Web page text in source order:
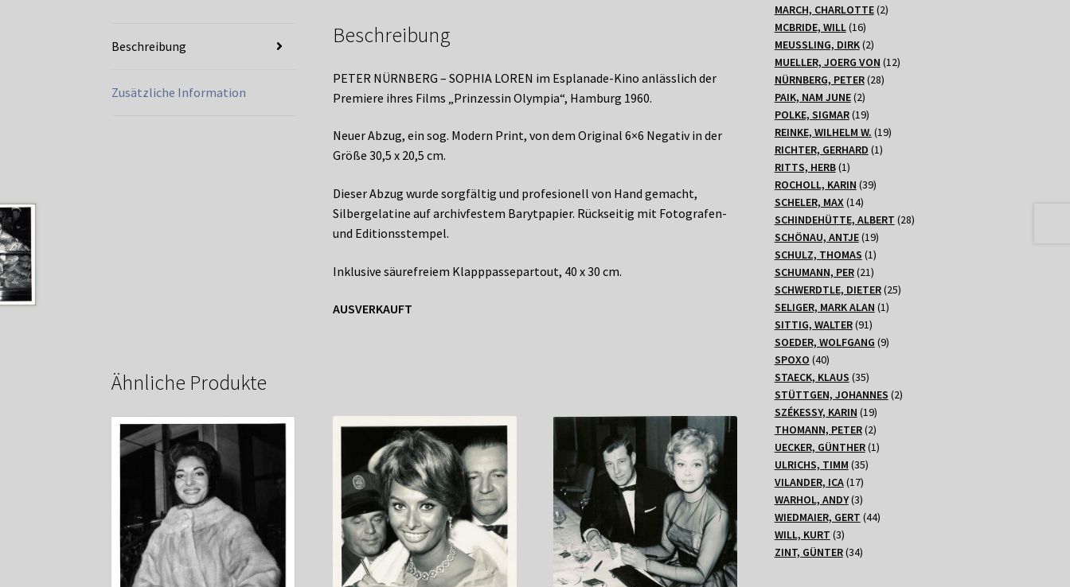
Beschreibung
Zusätzliche Information
Beschreibung
PETER NÜRNBERG – SOPHIA LOREN im Esplanade-Kino anlässlich der
Premiere ihres Films „Prinzessin Olympia“, Hamburg 1960.
Neuer Abzug, ein sog. Modern Print, von dem Original 6×6 Negativ in der
Größe 30,5 x 20,5 cm.
Dieser Abzug wurde sorgfältig und profesionell von Hand gemacht,
Silbergelatine auf archivfestem Barytpapier. Rückseitig mit Fotografen-
und Editionsstempel.
Inklusive säurefreiem Klapppassepartout, 40 x 30 cm.
AUSVERKAUFT
Ähnliche Produkte
Produkte
MARCH, CHARLOTTE 22
MCBRIDE, WILL 1616
Produkte
MEUSSLING, DIRK 22
Produkte
MUELLER, JOERG VON 1212
NÜRNBERG, PETER 2828
PAIK, NAM JUNE 22
Produkte
POLKE, SIGMAR 1919
Produkte
REINKE, WILHELM W. 1919
RICHTER, GERHARD 11
RITTS, HERB 11
Produkt
ROCHOLL, KARIN 3939
SCHELER, MAX 1414
Produkte
SCHINDEHÜTTE, ALBERT 2828
SCHÖNAU, ANTJE 1919
Produkte
SCHULZ, THOMAS 11
Produkt
SCHUMANN, PER 2121
Produkte
SCHWERDTLE, DIETER 2525
SELIGER, MARK ALAN 11
SITTIG, WALTER 9191
Produkte
SOEDER, WOLFGANG 99
SPOXO 4040
Produkte
STAECK, KLAUS 3535
Produkte
STÜTTGEN, JOHANNES 22
SZÉKESSY, KARIN 1919
Produkte
THOMANN, PETER 22
Produkte
UECKER, GÜNTHER 11
ULRICHS, TIMM 3535
VILANDER, ICA 1717
Produkte
WARHOL, ANDY 33
Produkte
WIEDMAIER, GERT 4444
WILL, KURT 33
Produkte
ZINT, GÜNTER 3434